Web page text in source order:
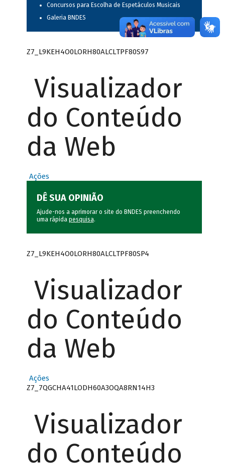
Concursos para Escolha de Espetáculos Musicais
Galeria BNDES
Z7_L9KEH4O0LORH80ALCLTPF80S97
Visualizador
do Conteúdo
da Web
Ações
DÊ SUA OPINIÃO
Ajude-nos a aprimorar o site do BNDES preenchendo
uma rápida pesquisa.
Z7_L9KEH4O0LORH80ALCLTPF80SP4
Visualizador
do Conteúdo
da Web
Ações
Z7_7QGCHA41LODH60A3OQA8RN14H3
Visualizador
do Conteúdo